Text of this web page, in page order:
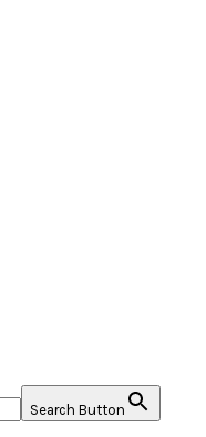
Search Button